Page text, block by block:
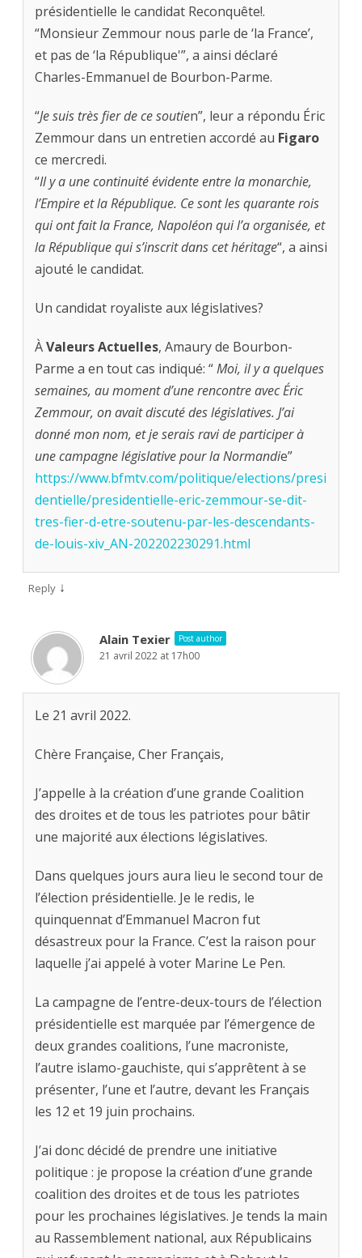
présidentielle le candidat Reconquête!.
“Monsieur Zemmour nous parle de ‘la France’,
et pas de ‘la République'”, a ainsi déclaré
Charles-Emmanuel de Bourbon-Parme.
“Je suis très fier de ce soutien”, leur a répondu Éric
Zemmour dans un entretien accordé au Figaro
ce mercredi.
“Il y a une continuité évidente entre la monarchie,
l’Empire et la République. Ce sont les quarante rois
qui ont fait la France, Napoléon qui l’a organisée, et
la République qui s’inscrit dans cet héritage“, a ainsi
ajouté le candidat.
Un candidat royaliste aux législatives?
ÀValeurs Actuelles, Amaury de Bourbon-
Parme a en tout cas indiqué: “Moi, il y a quelques
semaines, au moment d’une rencontre avec Éric
Zemmour, on avait discuté des législatives. J’ai
donné mon nom, et je serais ravi de participer à
une campagne législative pour la Normandie”
https://www.bfmtv.com/politique/elections/presi
dentielle/presidentielle-eric-zemmour-se-dit-
tres-fier-d-etre-soutenu-par-les-descendants-
de-louis-xiv_AN-202202230291.html
Reply ↓
Alain Texier Post author
21 avril 2022 at 17h00
Le 21 avril 2022.
Chère Française, Cher Français,
J’appelle à la création d’une grande Coalition
des droites et de tous les patriotes pour bâtir
une majorité aux élections législatives.
Dans quelques jours aura lieu le second tour de
l’élection présidentielle. Je le redis, le
quinquennat d’Emmanuel Macron fut
désastreux pour la France. C’est la raison pour
laquelle j’ai appelé à voter Marine Le Pen.
La campagne de l’entre-deux-tours de l’élection
présidentielle est marquée par l’émergence de
deux grandes coalitions, l’une macroniste,
l’autre islamo-gauchiste, qui s’apprêtent à se
présenter, l’une et l’autre, devant les Français
les 12 et 19 juin prochains.
J’ai donc décidé de prendre une initiative
politique : je propose la création d’une grande
coalition des droites et de tous les patriotes
pour les prochaines législatives. Je tends la main
au Rassemblement national, aux Républicains